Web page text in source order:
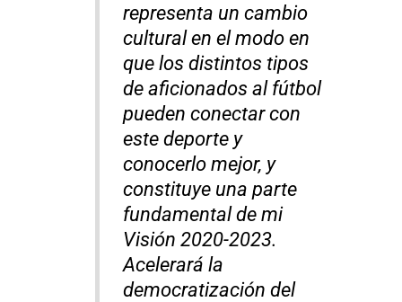
representa un cambio
cultural en el modo en
que los distintos tipos
de aficionados al fútbol
pueden conectar con
este deporte y
conocerlo mejor, y
constituye una parte
fundamental de mi
Visión 2020-2023.
Acelerará la
democratización del